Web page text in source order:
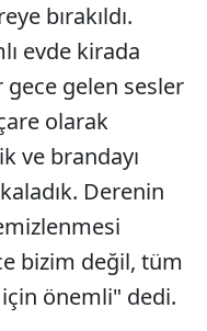
bırakıldı.
evde kirada
gece gelen sesler
olarak
ve brandayı
Derenin
bizim değil, tüm
önemli" dedi.